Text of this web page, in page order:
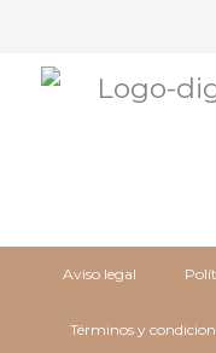
Aviso legal
Términos y